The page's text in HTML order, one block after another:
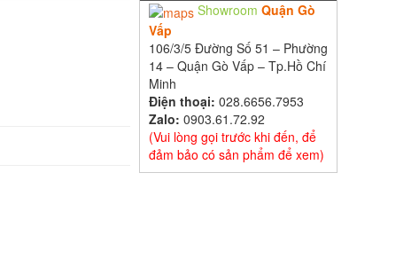
Showroom Quận Gò
Vấp
106/3/5 Đường Số 51 – Phường
14 – Quận Gò Vấp – Tp.Hồ Chí
Minh
Điện thoại: 028.6656.7953
Zalo: 0903.61.72.92
(Vui lòng gọi trước khi đến, để
đảm bảo có sản phẩm để xem)